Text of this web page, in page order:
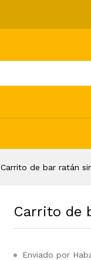
Carrito de bar ratán
Carrito de
Enviado por